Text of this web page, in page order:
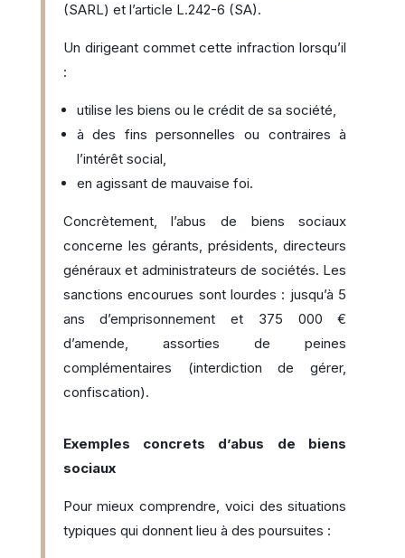
(SARL) et l’article L.242-6 (SA).
Un dirigeant commet cette infraction lorsqu’il
:
utilise les biens ou le crédit de sa société,
à des fins personnelles ou contraires à
l’intérêt social,
en agissant de mauvaise foi.
Concrètement, l’abus de biens sociaux
concerne les gérants, présidents, directeurs
généraux et administrateurs de sociétés. Les
sanctions encourues sont lourdes : jusqu’à 5
ans d’emprisonnement et 375 000 €
d’amende, assorties de peines
complémentaires (interdiction de gérer,
confiscation).
Exemples concrets d’abus de biens
sociaux
Pour mieux comprendre, voici des situations
typiques qui donnent lieu à des poursuites :